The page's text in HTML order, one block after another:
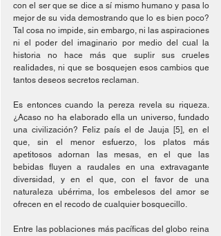
con el ser que se dice a sí mismo humano y pasa lo
mejor de su vida demostrando que lo es bien poco?
Tal cosa no impide, sin embargo, ni las aspiraciones
ni el poder del imaginario por medio del cual la
historia no hace más que suplir sus crueles
realidades, ni que se bosquejen esos cambios que
tantos deseos secretos reclaman.
Es entonces cuando la pereza revela su riqueza.
¿Acaso no ha elaborado ella un universo, fundado
una civilización? Feliz país el de Jauja [5], en el
que, sin el menor esfuerzo, los platos más
apetitosos adornan las mesas, en el que las
bebidas fluyen a raudales en una extravagante
diversidad, y en el que, con el favor de una
naturaleza ubérrima, los embelesos del amor se
ofrecen en el recodo de cualquier bosquecillo.
Entre las poblaciones más pacíficas del globo reina